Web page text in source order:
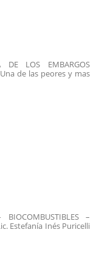
DE LOS EMBARGOS
de las peores y mas
–
Estefanía Inés Puricelli